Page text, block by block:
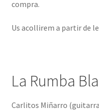
compra.
Us acollirem a partir de
La Rumba
Carlitos Miñarro